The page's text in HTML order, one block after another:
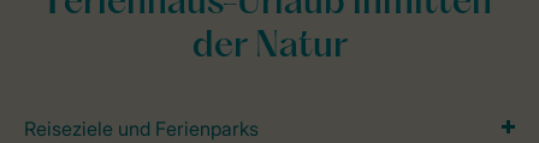
der Natur
Reiseziele und Ferienparks